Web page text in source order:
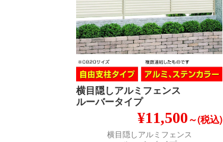
横目隠しアルミフェンス
ルーバータイプ
¥11,500～(税込)
横目隠しアルミフェンス